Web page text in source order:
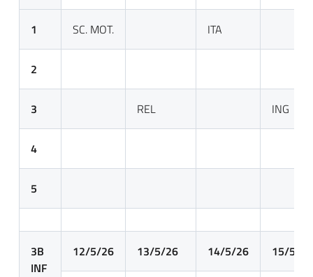
1 SC. MOT. ITA
2
3 REL ING
4
5
3B
INF
12/5/26 13/5/26 14/5/26 15/5/26